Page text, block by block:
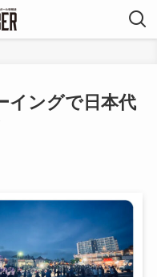
イングで日本代